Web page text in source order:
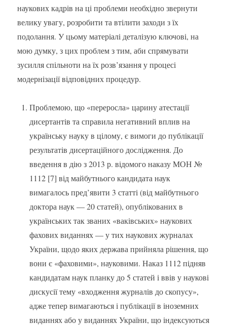
наукових кадрів на ці проблеми необхідно звернути
велику увагу, розробити та втілити заходи з їх
подолання. У цьому матеріалі деталізую ключові, на
мою думку, з цих проблем з тим, аби спрямувати
зусилля спільноти на їх розв’язання у процесі
модернізації відповідних процедур.
Проблемою, що «переросла» царину атестації
дисертантів та справила негативний вплив на
українську науку в цілому, є вимоги до публікації
результатів дисертаційного дослідження. До
введення в дію з 2013 р. відомого наказу МОН №
1112 [7] від майбутнього кандидата наук
вимагалось пред’явити 3 статті (від майбутнього
доктора наук — 20 статей), опублікованих в
українських так званих «ваківських» наукових
фахових виданнях — у тих наукових журналах
України, щодо яких держава прийняла рішення, що
вони є «фаховими», науковими. Наказ 1112 підняв
кандидатам наук планку до 5 статей і ввів у наукові
дискусії тему «входження журналів до скопусу»,
адже тепер вимагаються і публікації в іноземних
виданнях або у виданнях України, що індексуються